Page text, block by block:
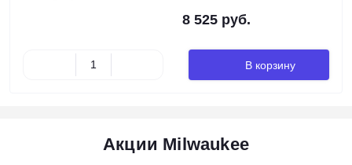
8 525 руб.
В корзину
Акции Milwaukee